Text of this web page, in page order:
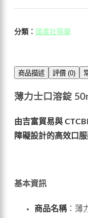
分類： 國產壯陽藥
商品描述 評價 (0)
薄力士口溶錠
由吉富貿易與
障礙設計的高效口
基本資訊
商品名稱：薄